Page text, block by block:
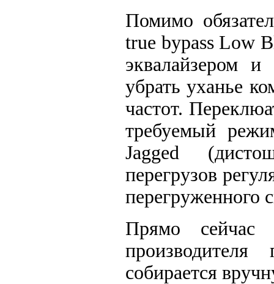
Помимо
true bypass Low
эквалайзером
убрать уханье
частот.
требуемый
Jagged
перегрузов
перегруженного
Прямо сейчас
собирается